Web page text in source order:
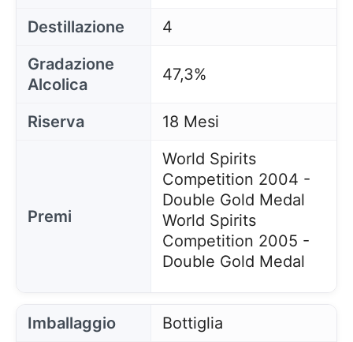
Destillazione
4
Gradazione
Alcolica
47,3%
Riserva 18 Mesi
Premi
World Spirits
Competition 2004 -
Double Gold Medal
World Spirits
Competition 2005 -
Double Gold Medal
Imballaggio
Bottiglia